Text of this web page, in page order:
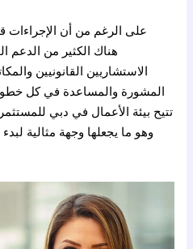
على الرغم من أن الإجراءات
هناك الكثير من الدعم
الاستشاريين القانونيين
المشورة والمساعدة في كل
تتيح بيئة الأعمال في دبي
وهو ما يجعلها وجهة مثالية